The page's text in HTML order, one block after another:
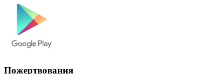
Пожертвования